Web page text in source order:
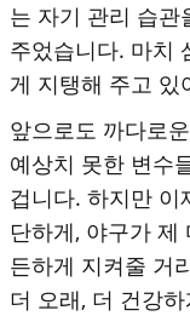
는 자기 관리 습관
주었습니다. 마치
게 지탱해 주고 있
앞으로도 까다로
예상치 못한 변수
겁니다. 하지만 이
단하게, 야구가 제
든하게 지켜줄 거
더 오래, 더 건강